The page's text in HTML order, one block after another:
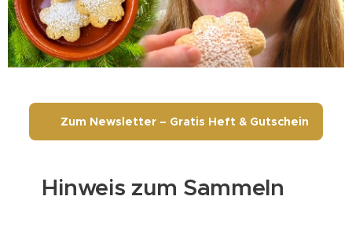
📬 Zum Newsletter – Gratis Heft & Gutschein
🌿 Hinweis zum Sammeln